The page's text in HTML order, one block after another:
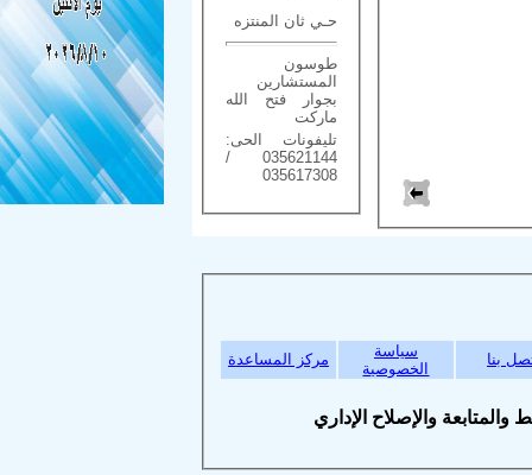
حـي ثان المنتزه
طوسون
المستشارين
بجوار فتح الله
ماركت
تليفونات الحى:
035621144 /
035617308
سياسة
الخصوصية
مركز المساعدة
والإصلاح الإداري